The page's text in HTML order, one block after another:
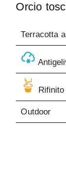
Orcio
Terracotta
Outdoor